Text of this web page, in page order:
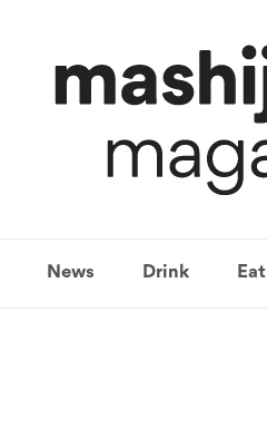
News Drink Eat